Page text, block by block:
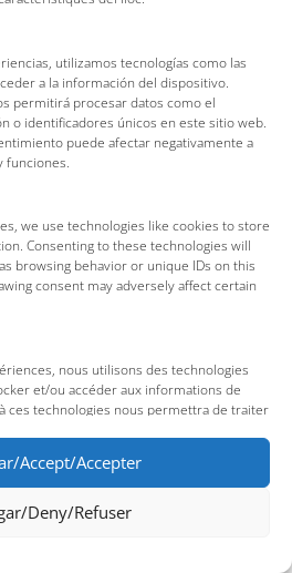
utilizamos tecnologías como las
a la información del dispositivo.
permitirá procesar datos como el
o identificadores únicos en este sitio web.
puede afectar negativamente a
funciones.
we use technologies like cookies to store
Consenting to these technologies will
browsing behavior or unique IDs on this
consent may adversely affect certain
nous utilisons des technologies
et/ou accéder aux informations de
ces technologies nous permettra de traiter
pas consentir ou de retirer son
négatif sur certaines fonctionnalités et
Accept/Accepter
Deny/Refuser
de Tossa de Mar
La Nau · 17320 – Tossa de Mar
– Costa Brava)
· Mail: info@visittossa.com